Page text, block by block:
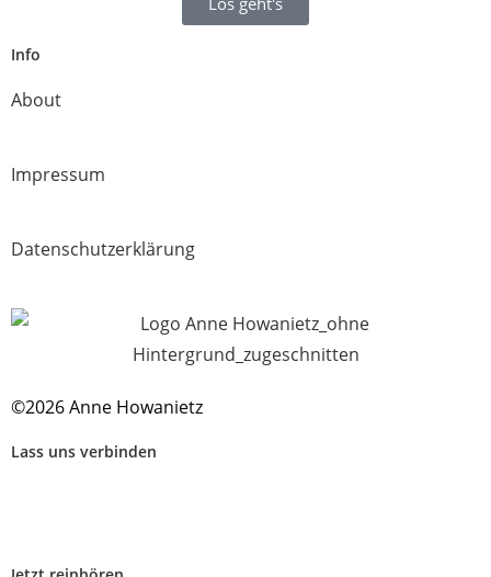
Info
About
Impressum
Datenschutzerklärung
©2026 Anne Howanietz
Lass uns verbinden